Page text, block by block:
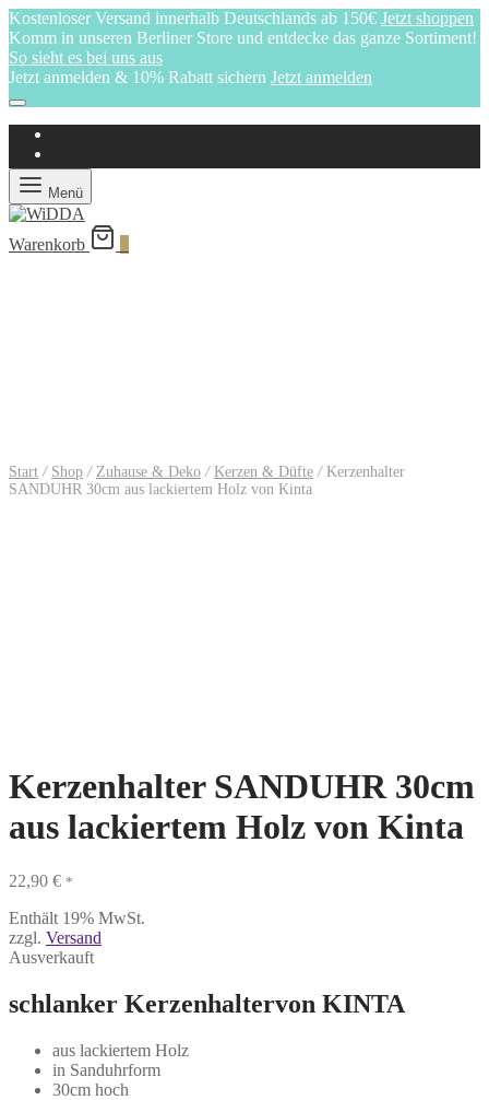
Kostenloser Versand innerhalb Deutschlands ab 150€ Jetzt shoppen
Komm in unseren Berliner Store und entdecke das ganze Sortiment!
So sieht es bei uns aus
Jetzt anmelden & 10% Rabatt sichern Jetzt anmelden
Menü
Warenkorb
Start / Shop / Zuhause & Deko / Kerzen & Düfte /Kerzenhalter
SANDUHR 30cm aus lackiertem Holz von Kinta
Kerzenhalter SANDUHR 30cm
aus lackiertem Holz von Kinta
22,90 € *
Enthält 19% MwSt.
zzgl. Versand
Ausverkauft
schlanker Kerzenhaltervon KINTA
aus lackiertem Holz
in Sanduhrform
30cm hoch